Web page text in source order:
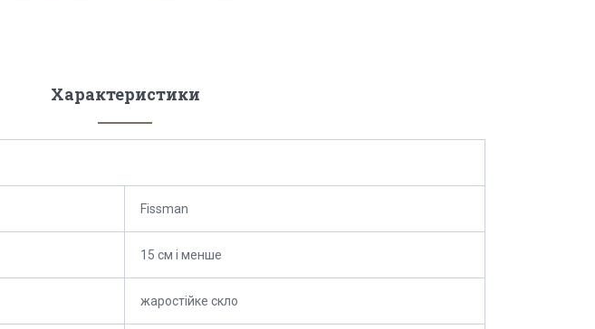
Характеристики
Fissman
15 см і менше
жаростійке скло